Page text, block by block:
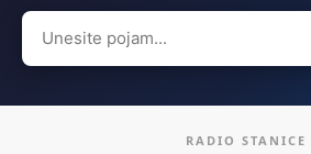
Search
for:
RADIO STANICE